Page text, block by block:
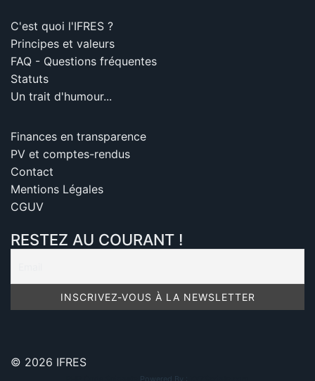
C'est quoi l'IFRES ?
Principes et valeurs
FAQ - Questions fréquentes
Statuts
Un trait d'humour...
Finances en transparence
PV et comptes-rendus
Contact
Mentions Légales
CGUV
RESTEZ AU COURANT !
© 2026 IFRES